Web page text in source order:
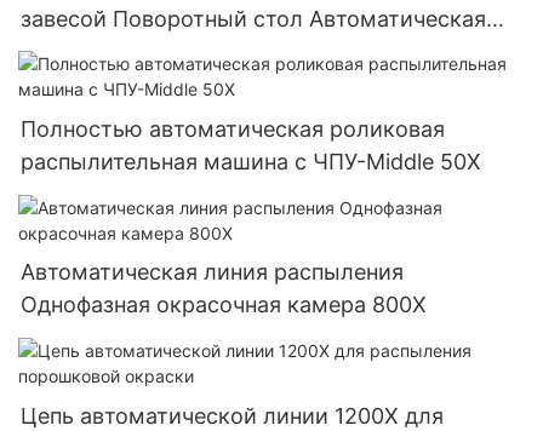
завесой Поворотный стол Автоматическая
машина для распыления краски Z600
Полностью автоматическая роликовая
распылительная машина с ЧПУ-Middle 50X
Автоматическая линия распыления
Однофазная окрасочная камера 800X
Цепь автоматической линии 1200X для